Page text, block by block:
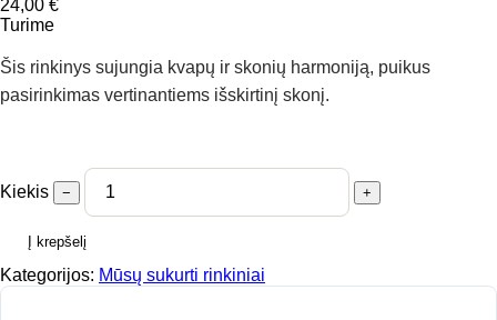
24,00 €
Turime
Šis rinkinys sujungia kvapų ir skonių harmoniją, puikus
pasirinkimas vertinantiems išskirtinį skonį.
Kiekis − +
Į krepšelį
Kategorijos: Mūsų sukurti rinkiniai